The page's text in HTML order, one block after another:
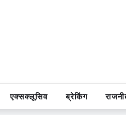
एक्सक्लूसिव ब्रेकिंग